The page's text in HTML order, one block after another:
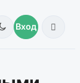
Вход